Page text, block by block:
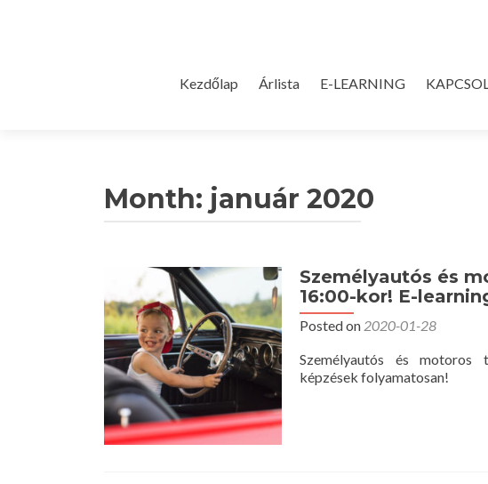
Kezdőlap Árlista E-LEARNING
Month: január 2020
Személyautós és
16:00-kor! E-
Posted on 2020-01-28
Személyautós és motoros
képzések folyamatosan!